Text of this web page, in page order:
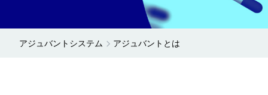
アジュバントシステム アジュバントとは